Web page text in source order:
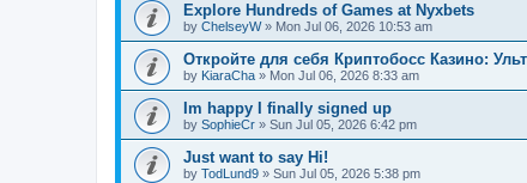
Explore Hundreds of Games at Nyxbets
by ChelseyW» Mon Jul 06, 2026 10:53 am
Откройте для себя Криптобосс Казино:
by KiaraCha » Mon Jul 06, 2026 8:33 am
Im happy I finally signed up
by SophieCr » Sun Jul 05, 2026 6:42 pm
Just want to say Hi!
by TodLund9 » Sun Jul 05, 2026 5:38 pm